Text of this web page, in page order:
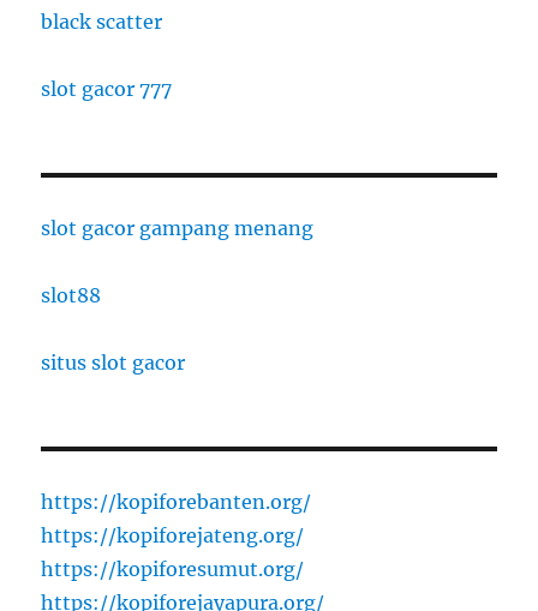
black scatter
slot gacor 777
slot gacor gampang menang
slot88
situs slot gacor
https://kopiforebanten.org/
https://kopiforejateng.org/
https://kopiforesumut.org/
https://kopiforejayapura.org/